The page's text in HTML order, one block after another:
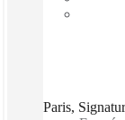
Paris,